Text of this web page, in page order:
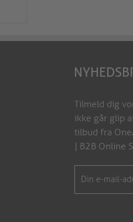
Tilmeld dig
ikke går glip
tilbud fra
| B2B Online